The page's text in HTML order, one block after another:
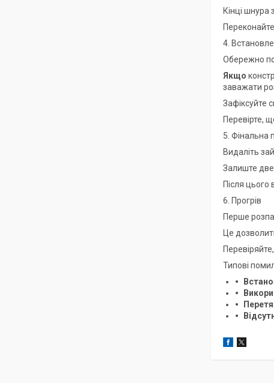
Кінці шнура
4.
Обережно
Якщо
заважати
Зафіксуйте
Перевірте,
5. Фінальна
Видаліть
Залиште
Після цього
6. Прогрів
Перше
Це
Типові